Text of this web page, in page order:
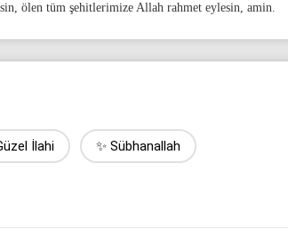
ölen tüm şehitlerimize Allah rahmet eylesin, amin.
İlahi ✨ Sübhanallah